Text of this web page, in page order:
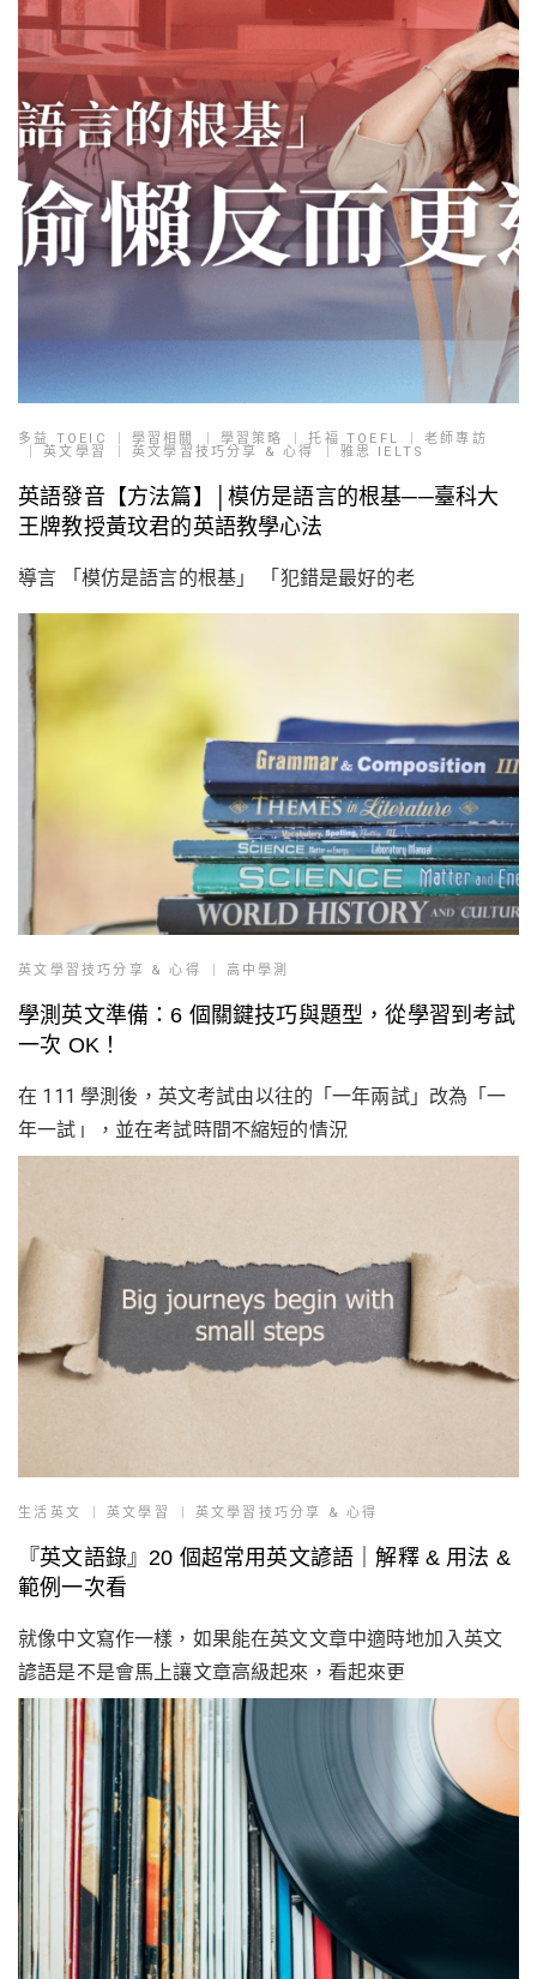
多益 TOEIC 學習相關 學習策略 托福 TOEFL
老師專訪
英文學習
英文學習技巧分享 & 心得 雅思 IELTS
英語發音【方法篇】│模仿是語言的根基──臺科大
王牌教授黃玟君的英語教學心法
導言 「模仿是語言的根基」 「犯錯是最好的老
英文學習技巧分享 & 心得 高中學測
學測英文準備：6 個關鍵技巧與題型，從學習到考試
一次 OK！
在 111 學測後，英文考試由以往的「一年兩試」改為「一
年一試」，並在考試時間不縮短的情況
生活英文 英文學習 英文學習技巧分享 & 心得
『英文語錄』20 個超常用英文諺語｜解釋 & 用法 &
範例一次看
就像中文寫作一樣，如果能在英文文章中適時地加入英文
諺語是不是會馬上讓文章高級起來，看起來更